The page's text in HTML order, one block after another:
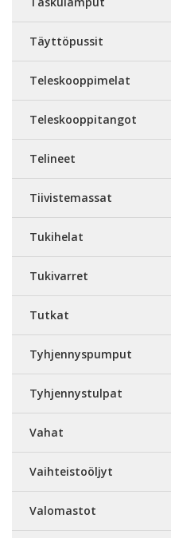
Täyttöpussit
Teleskooppimelat
Teleskooppitangot
Telineet
Tiivistemassat
Tukihelat
Tukivarret
Tutkat
Tyhjennyspumput
Tyhjennystulpat
Vahat
Vaihteistoöljyt
Valomastot